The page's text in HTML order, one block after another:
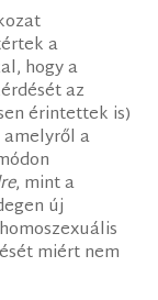
a
hogy a
az
érintettek is)
a
, mint a
új
miért nem